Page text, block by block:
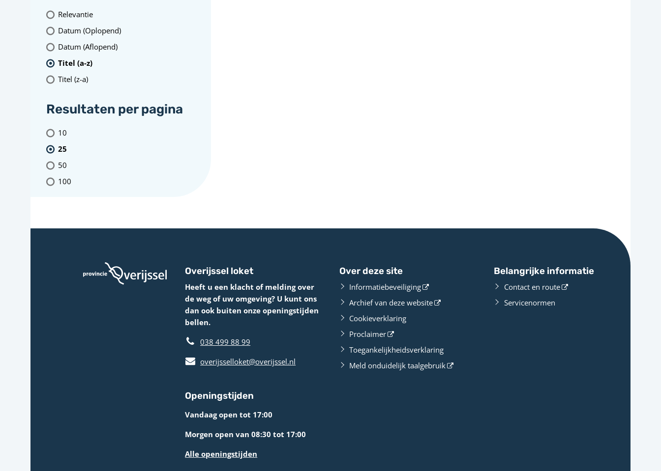
Relevantie
Datum (Oplopend)
Datum (Aflopend)
Titel (a-z)
Titel (z-a)
Resultaten per pagina
10
25
50
100
Overijssel loket
Heeft u een klacht of melding over
de weg of uw omgeving? U kunt ons
dan ook buiten onze openingstijden
bellen.
038 499 88 99
overijsselloket@overijssel.nl
Openingstijden
Vandaag open tot 17:00
Morgen open van 08:30 tot 17:00
Alle openingstijden
Over deze site
Informatiebeveiliging
Archief van deze website
Cookieverklaring
Proclaimer
Toegankelijkheidsverklaring
Meld onduidelijk taalgebruik
Belangrijke informatie
Contact en route
Servicenormen